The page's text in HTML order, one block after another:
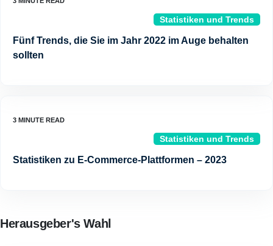
Statistiken und Trends
Fünf Trends, die Sie im Jahr 2022 im Auge behalten
sollten
Statistiken und Trends
Statistiken zu E-Commerce-Plattformen – 2023
Herausgeber's Wahl